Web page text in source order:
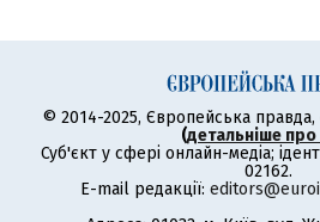
© 2014-2025, Європейська
(детальніше про
Суб'єкт у сфері онлайн-медіа;
02162.
E-mail редакції: